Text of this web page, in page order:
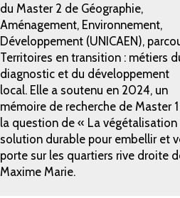
du Master 2 de Géographie,
Aménagement, Environnement,
Développement (UNICAEN),
Territoires en transition : métiers
diagnostic et du développement
local. Elle a soutenu en 2024, un
mémoire de recherche de Master
la question de « La
solution durable pour embellir et
porte sur les quartiers rive droite
Maxime Marie.